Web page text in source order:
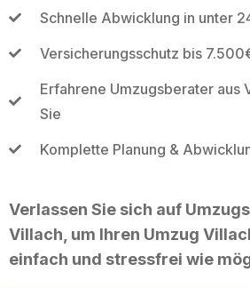
Schnelle Abwicklung in unter
Versicherungsschutz bis
Erfahrene Umzugsberater aus
Sie
Komplette Planung &
Verlassen Sie sich auf
Villach, um Ihren Umzug
einfach und stressfrei wie